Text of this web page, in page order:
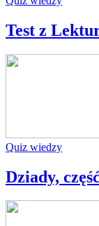
Test z
Quiz wiedzy
Dziady,